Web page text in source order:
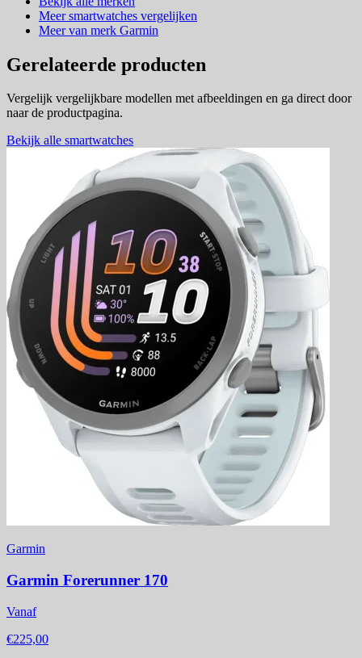
Meer smartwatches vergelijken
Meer van merk Garmin
Gerelateerde producten
Vergelijk vergelijkbare modellen met afbeeldingen en ga direct door
naar de productpagina.
Bekijk alle smartwatches
Garmin
Garmin Forerunner 170
Vanaf
€225,00